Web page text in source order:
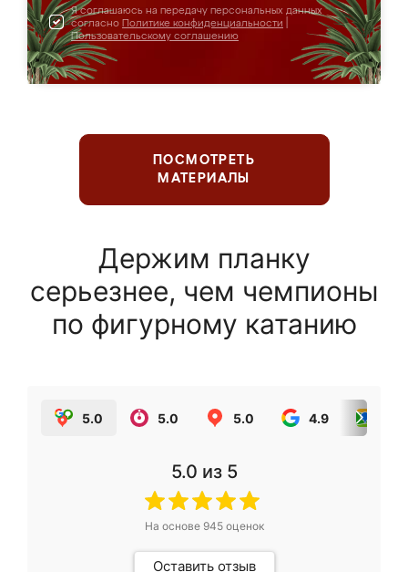
Я соглашаюсь на передачу персональных данных
согласно Политике конфиденциальности
Пользовательскому соглашению
ПОСМОТРЕТЬ
МАТЕРИАЛЫ
Держим планку
серьезнее, чем чемпионы
по фигурному катанию
5.0 5.0 5.0 4.9
5.0 из 5
На основе 945оценок
Оставить отзыв